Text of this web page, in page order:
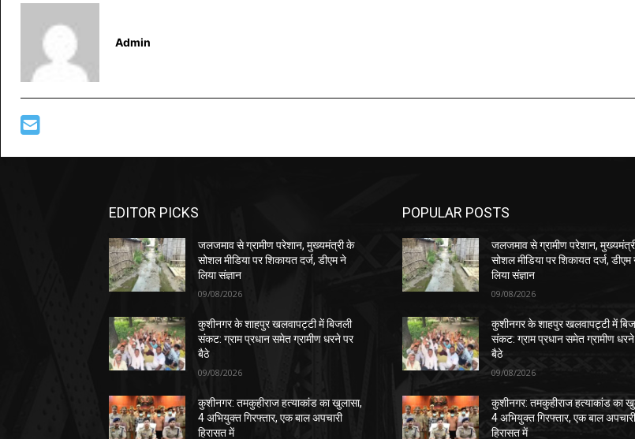
Admin
EDITOR PICKS
जलजमाव से ग्रामीण परेशान, मुख्यमंत्री के
सोशल मीडिया पर शिकायत दर्ज, डीएम ने
लिया संज्ञान
09/08/2026
कुशीनगर के शाहपुर खलवापट्टी में बिजली
संकट: ग्राम प्रधान समेत ग्रामीण धरने पर
बैठे
09/08/2026
कुशीनगर: तमकुहीराज हत्याकांड का खुलासा,
4 अभियुक्त गिरफ्तार, एक बाल अपचारी
हिरासत में
POPULAR POSTS
जलजमाव से ग्रामीण परेशान,
सोशल मीडिया पर शिकायत दर्ज, डीएम
लिया संज्ञान
09/08/2026
कुशीनगर के शाहपुर खलवापट्टी में
संकट: ग्राम प्रधान समेत ग्रामीण
बैठे
09/08/2026
कुशीनगर: तमकुहीराज हत्याकांड का
4 अभियुक्त गिरफ्तार, एक बाल
हिरासत में